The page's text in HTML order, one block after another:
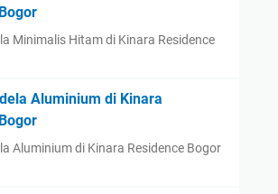
Minimalis Hitam di Kinara Residence
Aluminium di Kinara
Aluminium di Kinara Residence Bogor